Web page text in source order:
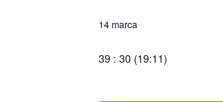
14 marca
39 : 30 (19:11)